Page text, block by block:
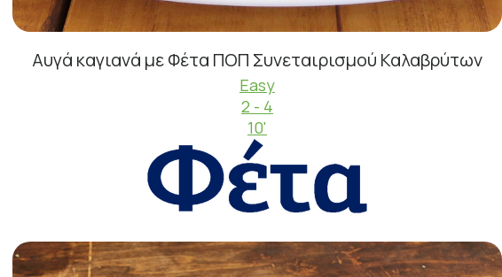
Αυγά καγιανά με Φέτα ΠΟΠ Συνεταιρισμού Καλαβρύτων
Easy
2 - 4
10'